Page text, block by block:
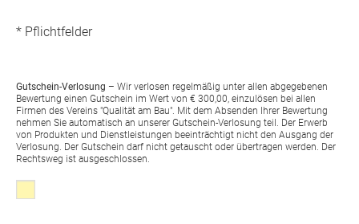
* Pflichtfelder
Gutschein-Verlosung – Wir verlosen regelmäßig unter allen abgegebenen
Bewertung einen Gutschein im Wert von € 300,00, einzulösen bei allen
Firmen des Vereins "Qualität am Bau". Mit dem Absenden Ihrer Bewertung
nehmen Sie automatisch an unserer Gutschein-Verlosung teil. Der Erwerb
von Produkten und Dienstleistungen beeinträchtigt nicht den Ausgang der
Verlosung. Der Gutschein darf nicht getauscht oder übertragen werden. Der
Rechtsweg ist ausgeschlossen.
Klicken, wenns Sie mit den folgenden Bedingungen einverstanden